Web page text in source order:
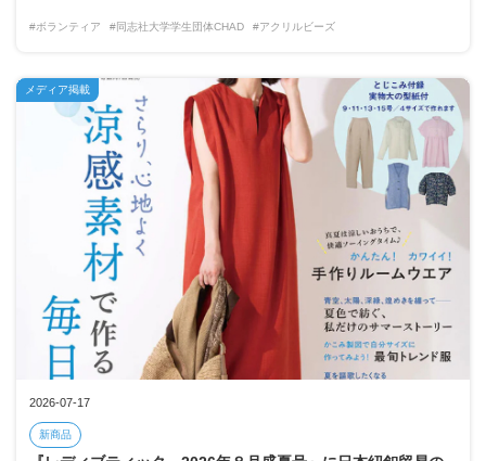
#ボランティア #同志社大学学生団体CHAD #アクリルビーズ
2026-07-17
新商品
メディア掲載